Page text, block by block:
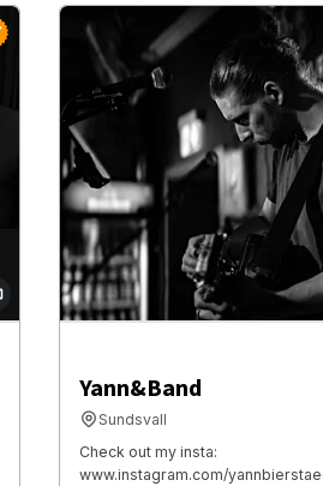
Yann&Band
Sundsvall
Check out my insta:
www.instagram.com/